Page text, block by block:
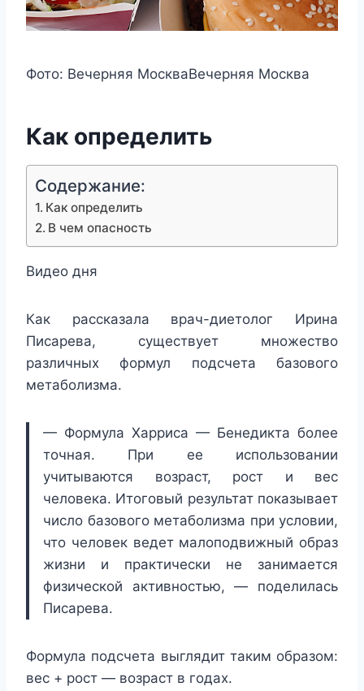
Фото: Вечерняя МоскваВечерняя Москва
Как определить
Содержание:
Как определить
В чем опасность
Видео дня
Как рассказала врач-диетолог Ирина
Писарева, существует множество
различных формул подсчета базового
метаболизма.
— Формула Харриса — Бенедикта более
точная. При ее использовании
учитываются возраст, рост и вес
человека. Итоговый результат показывает
число базового метаболизма при условии,
что человек ведет малоподвижный образ
жизни и практически не занимается
физической активностью, — поделилась
Писарева.
Формула подсчета выглядит таким образом:
вес + рост — возраст в годах.